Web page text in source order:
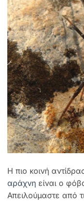
Η πιο κοινή
αράχνη είναι ο
Απειλούμαστε από